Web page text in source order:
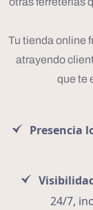
Tu tienda online
atrayendo
que te
Presencia
24/7,